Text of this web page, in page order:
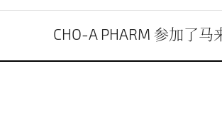
CHO-A PHARM 参加了